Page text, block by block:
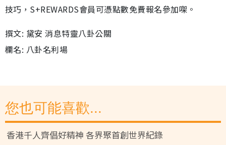
技巧，S+REWARDS會員可憑點數免費報名參加㗎。
撰文: 黛安 消息特靈八卦公關
欄名: 八卦名利場
您也可能喜歡...
香港千人齊倡好精神 各界聚首創世界紀錄